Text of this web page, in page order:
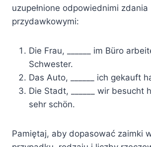
uzupełnione odpowiednimi zdania
przydawkowymi:
Die Frau, ______ im Büro
Schwester.
Das Auto, ______ ich gekauft
Die Stadt, ______ wir besucht
sehr schön.
Pamiętaj, aby dopasować zaimki